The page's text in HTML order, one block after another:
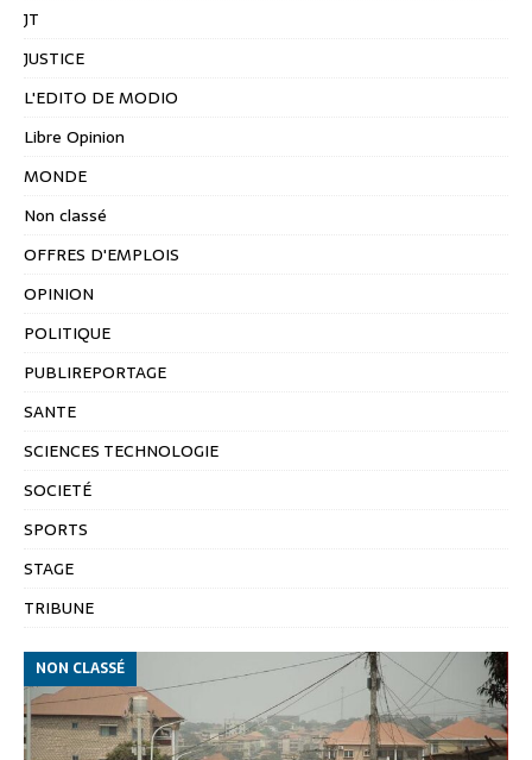
JT
JUSTICE
L'EDITO DE MODIO
Libre Opinion
MONDE
Non classé
OFFRES D'EMPLOIS
OPINION
POLITIQUE
PUBLIREPORTAGE
SANTE
SCIENCES TECHNOLOGIE
SOCIETÉ
SPORTS
STAGE
TRIBUNE
NON CLASSÉ